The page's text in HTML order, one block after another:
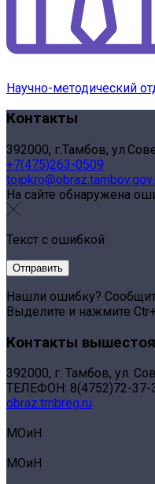
Научно-методический
Контакты
392000, г.Тамбов,
+7(475)263-0509
На сайте обнаружена
Текст с ошибкой
Нашли ошибку?
Выделите и нажмите
Контакты
392000, г. Тамбов, ул.
ТЕЛЕФОН: 8(4752)72-37-
obraz.tmbreg.ru
МОиН
МОиН